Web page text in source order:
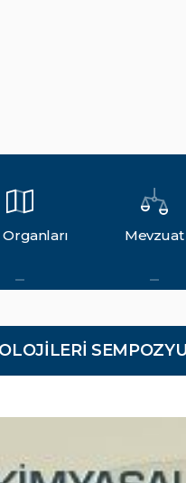
Mevzuat